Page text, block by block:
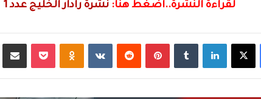
لقراءة النشرة..اضغط هنا: نشرة رادار الخليج عدد 1
فيسبوك‫X لينكدإن بينتيريست Odnoklassniki
‫Pocket